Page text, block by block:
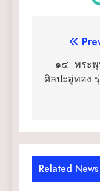
แนะแนว
เรื่อง
๑๔. พระ
ศิลปะอู่ทอง
Related News